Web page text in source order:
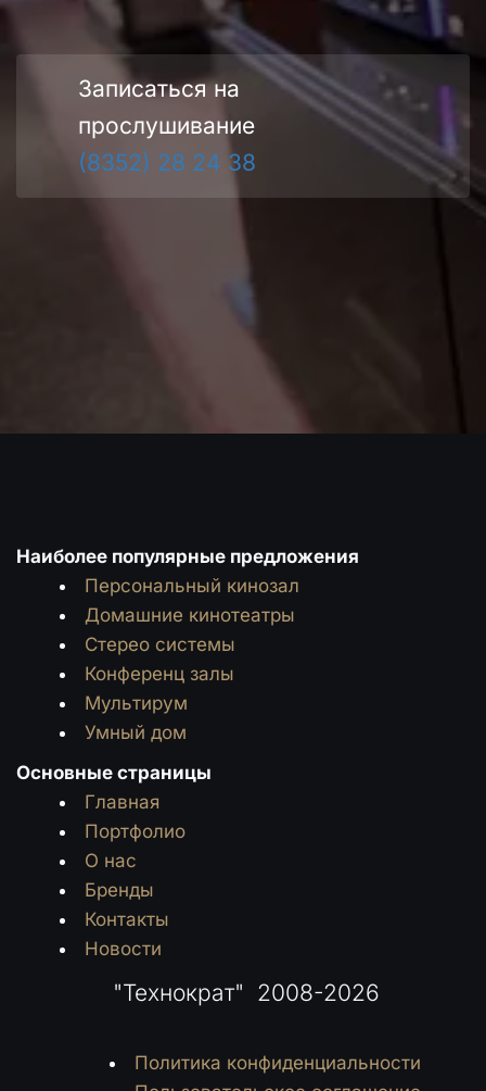
Записаться на
прослушивание
(8352) 28 24 38
Наиболее популярные предложения
Персональный кинозал
Домашние кинотеатры
Стерео системы
Конференц залы
Мультирум
Умный дом
Основные страницы
Главная
Портфолио
О нас
Бренды
Контакты
Новости
"Технократ"  2008-2026
Политика конфиденциальности